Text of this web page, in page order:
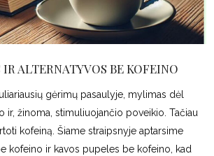
ALTERNATYVOS BE KOFEINO
gėrimų pasaulyje, mylimas dėl
ir, žinoma, stimuliuojančio poveikio. Tačiau
kofeiną. Šiame straipsnyje aptarsime
kofeino ir kavos pupeles be kofeino, kad